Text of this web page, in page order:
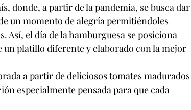
donde, a partir de la pandemia, se busca dar
un momento de alegría permitiéndoles
el día de la hamburguesa se posiciona
platillo diferente y elaborado con la mejor
a partir de deliciosos tomates madurados
especialmente pensada para que cada